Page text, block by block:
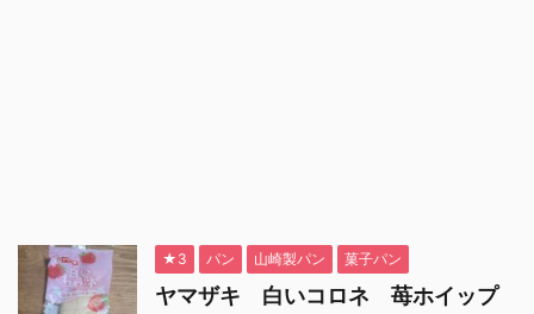
★3 パン 山崎製パン 菓子パン
ヤマザキ 白いコロネ 苺ホイップ